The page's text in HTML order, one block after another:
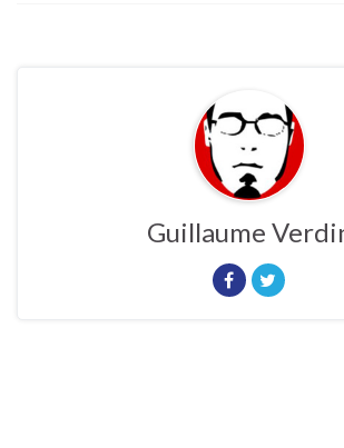
Guillaume